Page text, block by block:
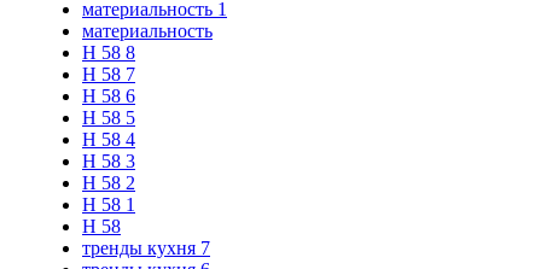
материальность 1
материальность
Н 58 8
Н 58 7
Н 58 6
Н 58 5
Н 58 4
Н 58 3
Н 58 2
Н 58 1
Н 58
тренды кухня 7